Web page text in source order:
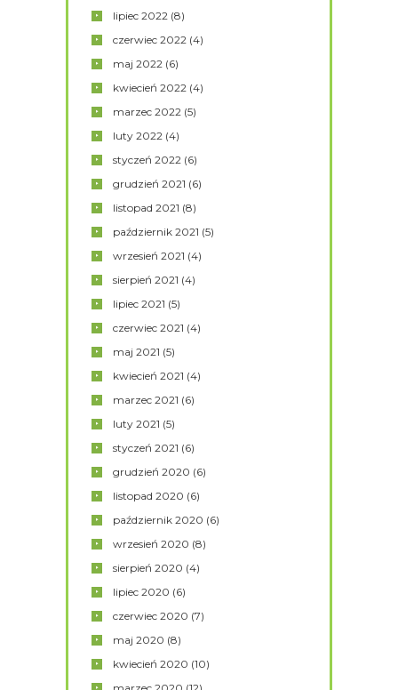
lipiec2022 (8)
czerwiec2022 (4)
maj2022 (6)
kwiecień2022 (4)
marzec2022 (5)
luty2022 (4)
styczeń2022 (6)
grudzień2021 (6)
listopad2021 (8)
październik2021 (5)
wrzesień2021 (4)
sierpień2021 (4)
lipiec2021 (5)
czerwiec2021 (4)
maj2021 (5)
kwiecień2021 (4)
marzec2021 (6)
luty2021 (5)
styczeń2021 (6)
grudzień2020 (6)
listopad2020 (6)
październik2020 (6)
wrzesień2020 (8)
sierpień2020 (4)
lipiec2020 (6)
czerwiec2020 (7)
maj2020 (8)
kwiecień2020 (10)